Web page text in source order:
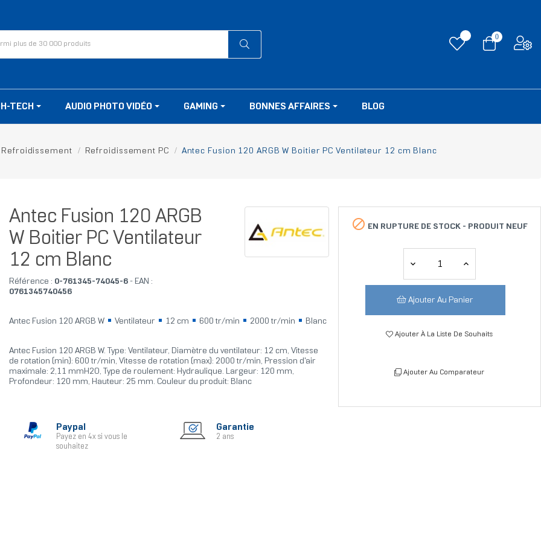
0
TECH AUDIO PHOTO VIDÉO GAMING BONNES AFFAIRES BLOG
Refroidissement Refroidissement PC Antec Fusion 120 ARGB W Boitier PC Ventilateur 12 cm Blanc
Antec Fusion 120 ARGB
W Boitier PC Ventilateur
12 cm Blanc
Référence : 0-761345-74045-6- EAN :
0761345740456
Antec Fusion 120 ARGB W Ventilateur 12 cm 600 tr/min 2000 tr/min Blanc
Antec Fusion 120 ARGB W. Type: Ventilateur, Diamètre du ventilateur: 12 cm, Vitesse
de rotation (min): 600 tr/min, Vitesse de rotation (max): 2000 tr/min, Pression d'air
maximale: 2,11 mmH2O, Type de roulement: Hydraulique. Largeur: 120 mm,
Profondeur: 120 mm, Hauteur: 25 mm. Couleur du produit: Blanc
Paypal
Payez en 4x si vous le
souhaitez
Garantie
2 ans
 EN RUPTURE DE STOCK - PRODUIT NEUF
Ajouter Au Panier
Ajouter À La Liste De Souhaits
Ajouter Au Comparateur